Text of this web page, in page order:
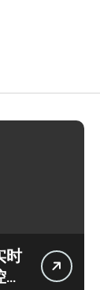
时